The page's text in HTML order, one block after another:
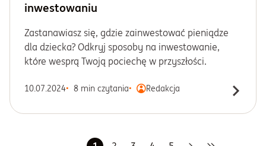
inwestowaniu
Zastanawiasz się, gdzie zainwestować pieniądze
dla dziecka? Odkryj sposoby na inwestowanie,
które wesprą Twoją pociechę w przyszłości.
10.07.2024 8 min czytania Redakcja